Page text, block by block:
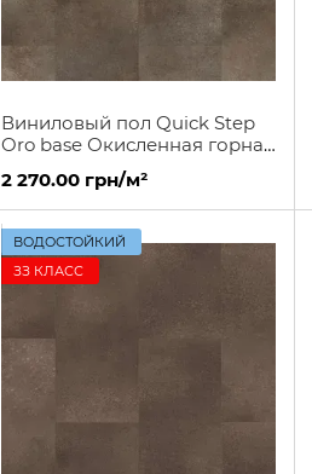
Виниловый пол Quick Step
Oro base Окисленная горная
2 270.00 грн/м²
ВОДОСТОЙКИЙ
ЗЗ КЛАСС